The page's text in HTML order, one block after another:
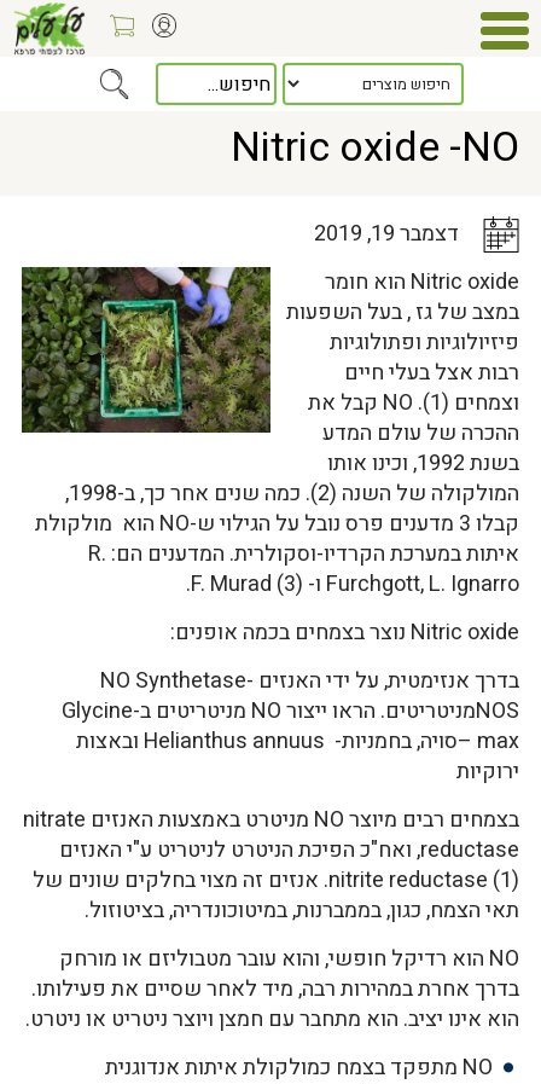
כלל המאמרים> Nitric oxide -NO
Nitric oxide -NO
דצמבר 19, 2019
Nitric oxide הוא חומר
במצב של גז , בעל השפעות
פיזיולוגיות ופתולוגיות
רבות אצל בעלי חיים
וצמחים (1). NO קבל את
ההכרה של עולם המדע
בשנת 1992, וכינו אותו
המולקולה של השנה (2). כמה שנים אחר כך, ב-1998,
קבלו 3 מדענים פרס נובל על הגילוי ש-NO הוא מולקולת
איתות במערכת הקרדיו-וסקולרית. המדענים הם: R.
Furchgott, L. Ignarro ו- F. Murad (3).
Nitric oxide נוצר בצמחים בכמה אופנים:
בדרך אנזימטית, על ידי האנזים NO Synthetase-
NOSמניטריטים. הראו ייצור NO מניטריטים ב-Glycine
max –סויה, בחמניות- Helianthus annuus ובאצות
ירוקיות
בצמחים רבים מיוצר NO מניטרט באמצעות האנזים nitrate
reductase, ואח"כ הפיכת הניטרט לניטריט ע"י האנזים
nitrite reductase (1). אנזים זה מצוי בחלקים שונים של
תאי הצמח, כגון, בממברנות, במיטוכונדריה, בציטוזול.
NO הוא רדיקל חופשי, והוא עובר מטבוליזם או מורחק
בדרך אחרת במהירות רבה, מיד לאחר שסיים את פעילותו.
הוא אינו יציב. הוא מתחבר עם חמצן ויוצר ניטריט או ניטרט.
NO מתפקד בצמח כמולקולת איתות אנדוגנית